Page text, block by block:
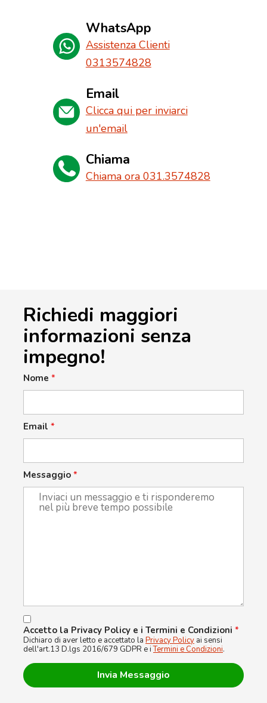
WhatsApp
Assistenza Clienti
0313574828
Email
Clicca qui per inviarci
un'email
Chiama
Chiama ora 031.3574828
Richiedi maggiori
informazioni senza
impegno!
Nome *
Email *
Messaggio *
Accetto la Privacy Policy e i Termini e Condizioni *
Dichiaro di aver letto e accettato la Privacy Policy ai sensi
dell'art.13 D.lgs 2016/679 GDPR e iTermini e Condizioni.